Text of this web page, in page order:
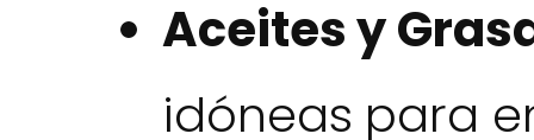
Aceites y
idóneas para